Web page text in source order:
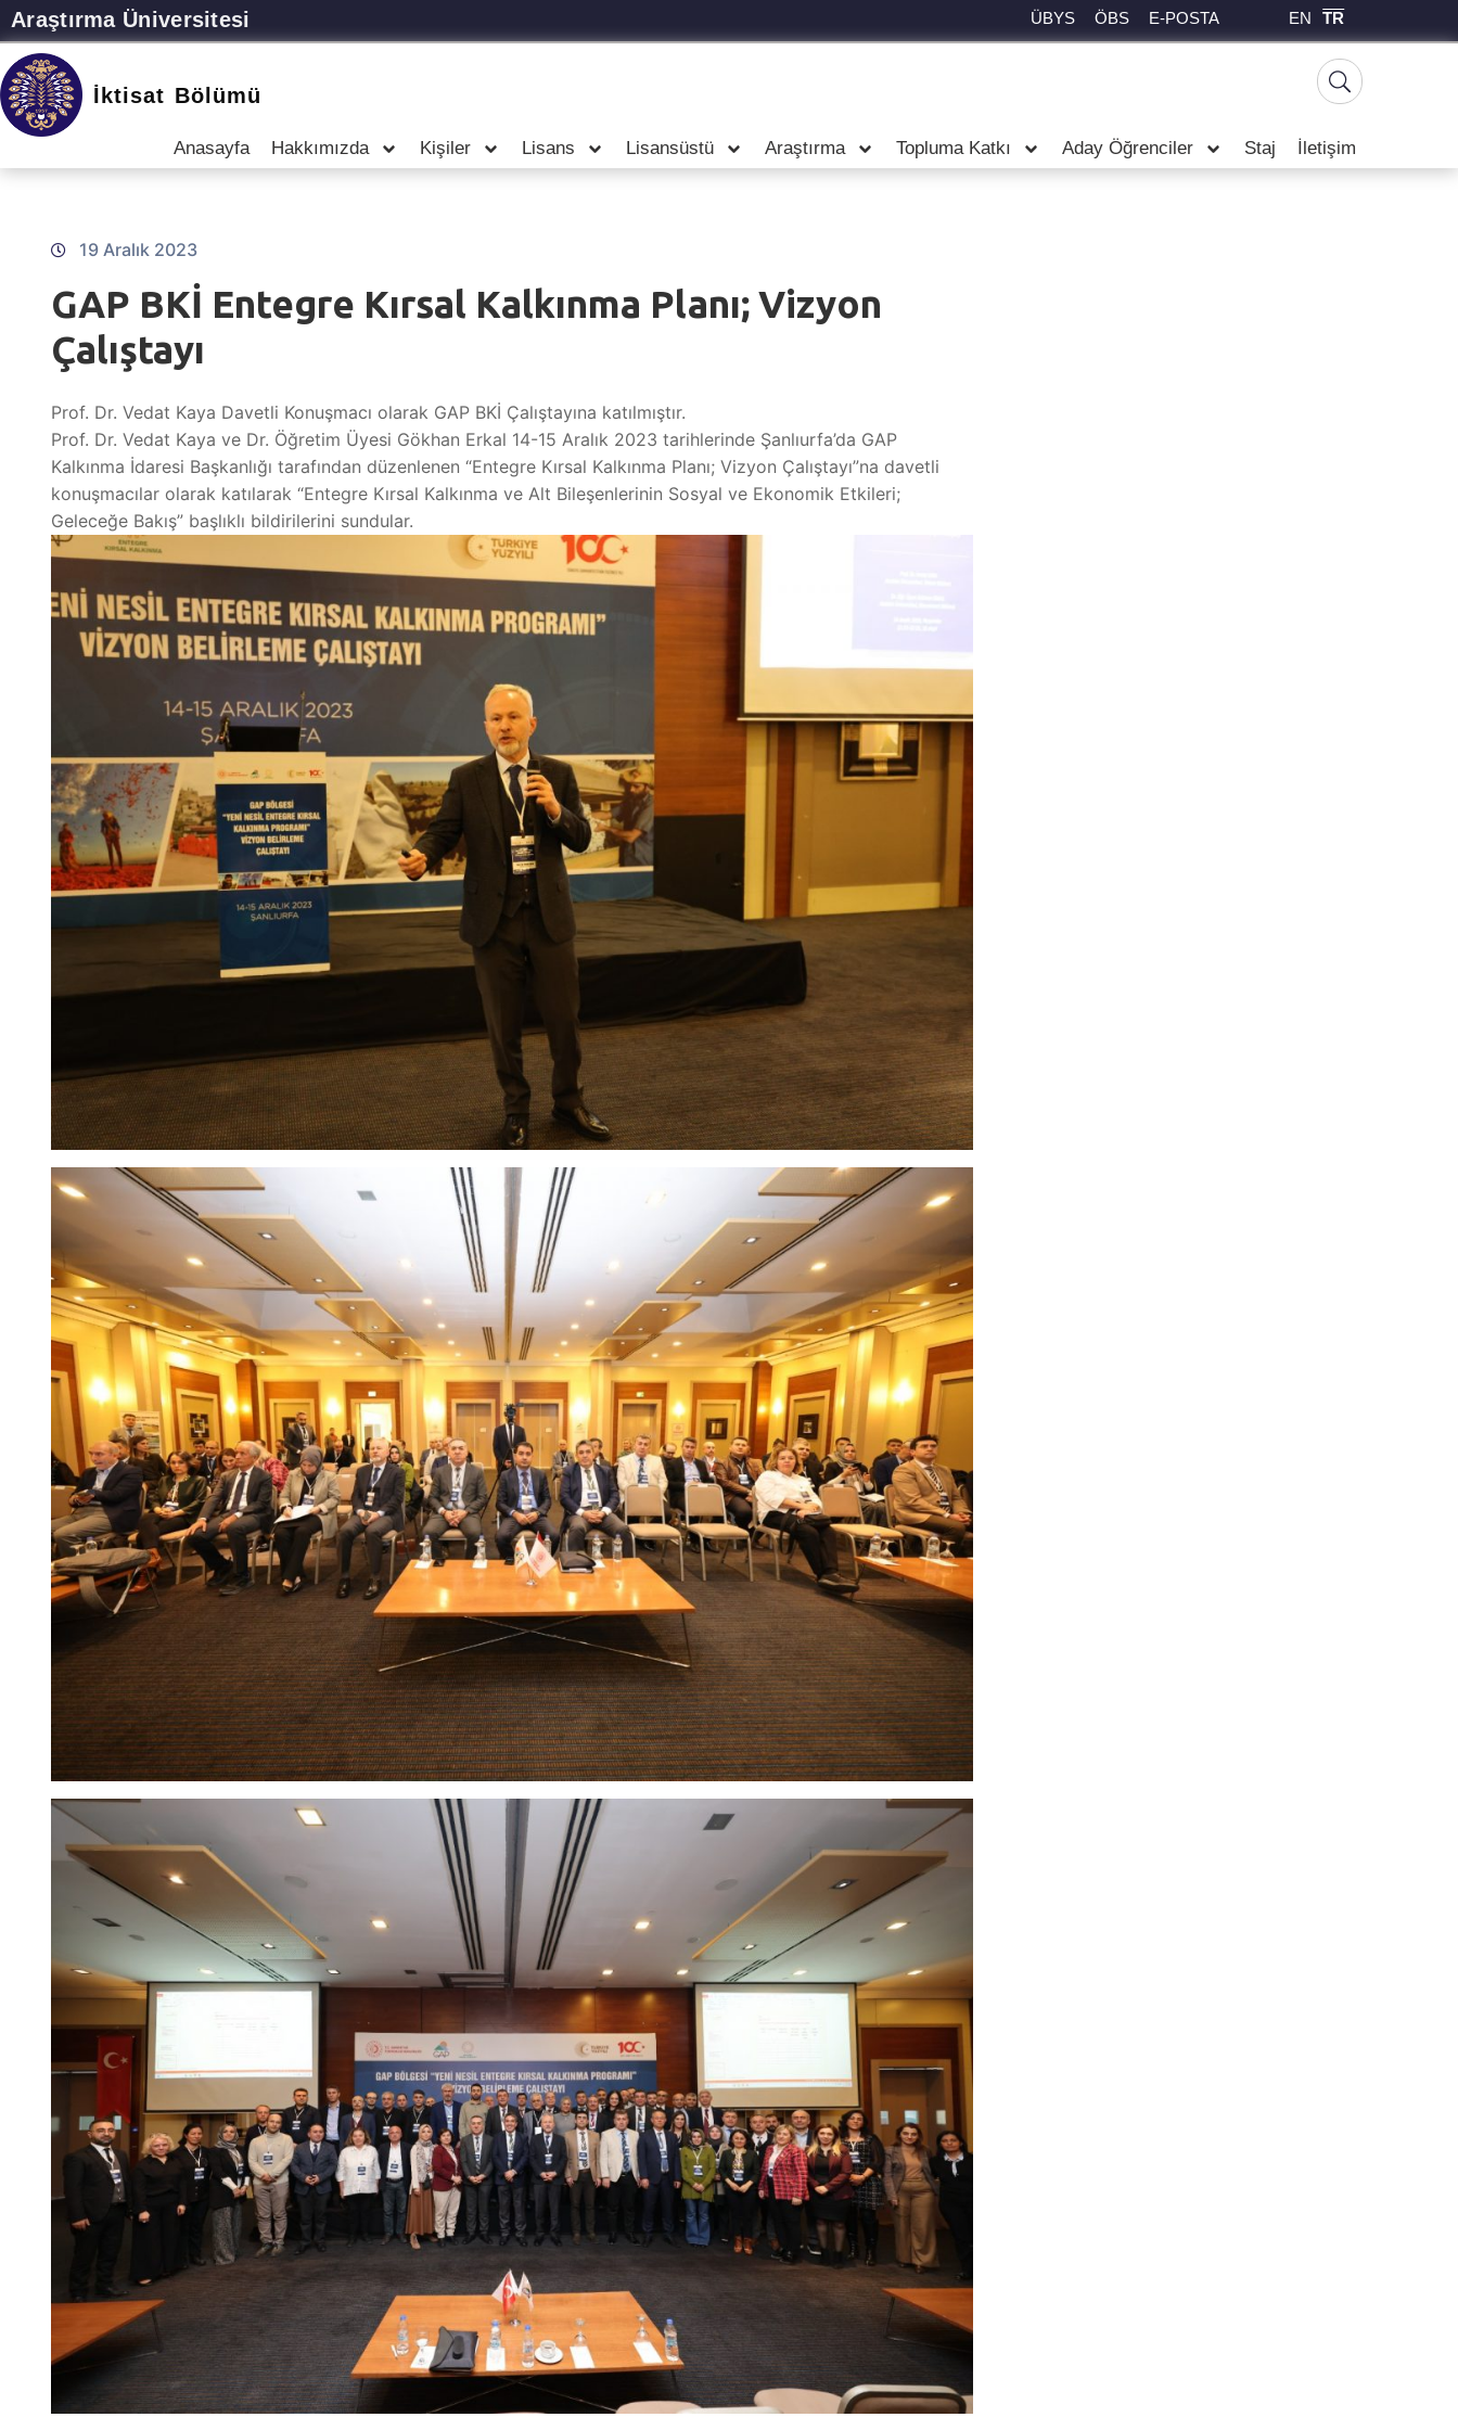
Araştırma Üniversitesi ÜBYS ÖBS E-POSTA EN TR
İktisat Bölümü
Anasayfa Hakkımızda Kişiler Lisans Lisansüstü Araştırma Topluma Katkı Aday Öğrenciler Staj İletişim
19 Aralık 2023
GAP BKİ Entegre Kırsal Kalkınma Planı; Vizyon
Çalıştayı
Prof. Dr. Vedat Kaya Davetli Konuşmacı olarak GAP BKİ Çalıştayına katılmıştır.
Prof. Dr. Vedat Kaya ve Dr. Öğretim Üyesi Gökhan Erkal 14-15 Aralık 2023 tarihlerinde Şanlıurfa’da GAP
Kalkınma İdaresi Başkanlığı tarafından düzenlenen “Entegre Kırsal Kalkınma Planı; Vizyon Çalıştayı”na davetli
konuşmacılar olarak katılarak “Entegre Kırsal Kalkınma ve Alt Bileşenlerinin Sosyal ve Ekonomik Etkileri;
Geleceğe Bakış” başlıklı bildirilerini sundular.